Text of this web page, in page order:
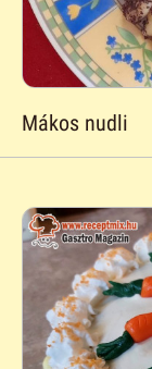
Mákos nudli